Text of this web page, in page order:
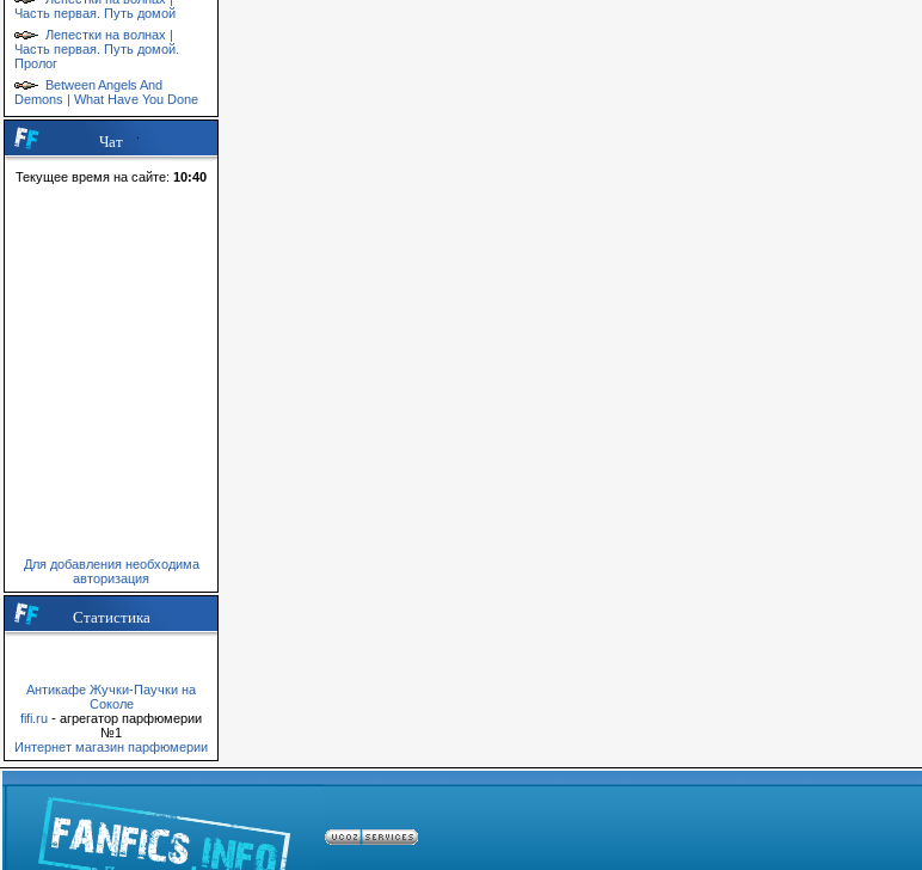
Часть первая. Путь домой
Лепестки на волнах |
Часть первая. Путь домой.
Пролог
Between Angels And
Demons | What Have You Done
Чат
Текущее время на сайте: 10:40
Для добавления необходима
авторизация
Статистика
Антикафе Жучки-Паучки на
Соколе
fifi.ru - агрегатор парфюмерии
№1
Интернет магазин парфюмерии